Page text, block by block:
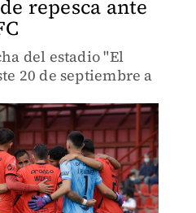
repesca ante
del estadio "El
20 de septiembre a